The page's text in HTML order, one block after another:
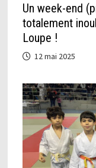
Un week-end
totalement
Loupe !
12 mai 2025